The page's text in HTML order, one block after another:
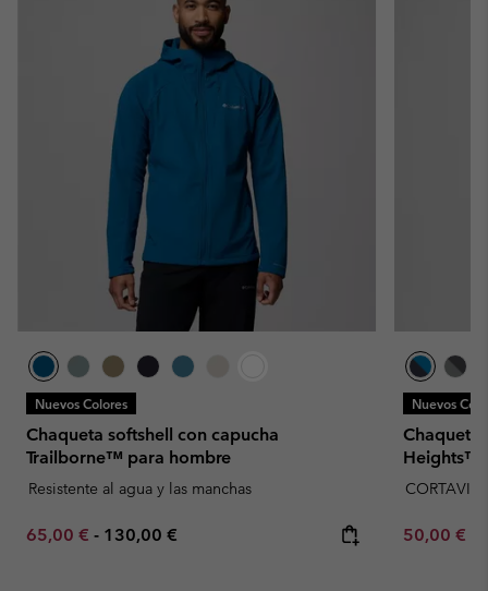
Nuevos Colores
Chaqueta softshell con capucha
Trailborne™ para hombre
Resistente al agua y las manchas
Minimum sale price:
65,00 € - Maximum price:
130,00 €
Nuevos
Chaqueta
Heights™
Minimum
50,00 €